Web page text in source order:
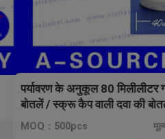
पर्यावरण के अनुकूल 80 मिलीलीटर
बोतलें / स्क्रू कैप वाली दवा की
MOQ：500pcs